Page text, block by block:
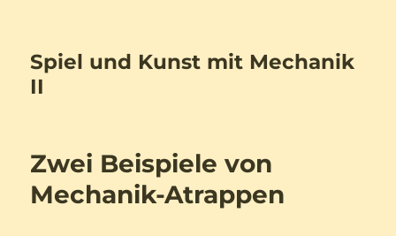
Spiel und Kunst mit Mechanik
II
Zwei Beispiele von
Mechanik-Atrappen